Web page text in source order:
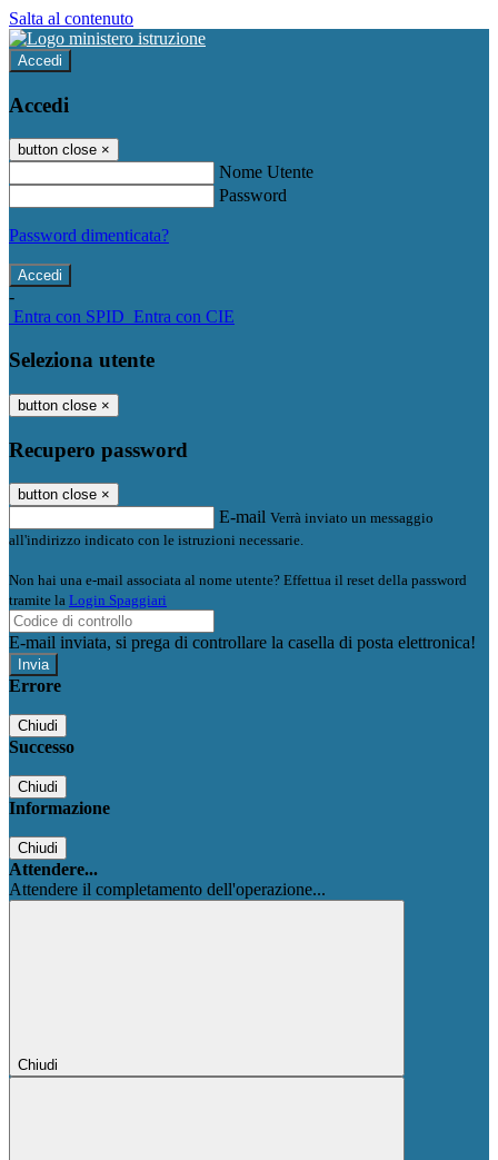
Salta al contenuto
Accedi
Accedi
button close ×
Nome Utente
Password
Password dimenticata?
-
Entra con SPID Entra con CIE
Seleziona utente
button close ×
Recupero password
button close ×
E-mail Verrà inviato un messaggio
all'indirizzo indicato con le istruzioni necessarie.
Non hai una e-mail associata al nome utente? Effettua il reset della password
tramite la Login Spaggiari
E-mail inviata, si prega di controllare la casella di posta elettronica!
Errore
Chiudi
Successo
Chiudi
Informazione
Chiudi
Attendere...
Attendere il completamento dell'operazione...
Chiudi